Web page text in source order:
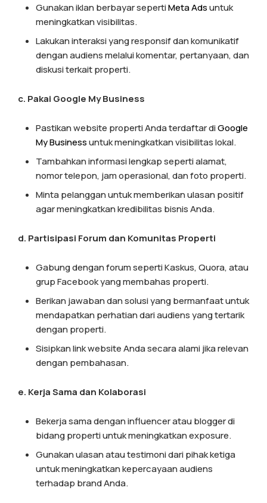
Gunakan iklan berbayar sepertiMeta Adsuntuk
meningkatkan visibilitas.
Lakukan interaksi yang responsif dan komunikatif
dengan audiens melalui komentar, pertanyaan, dan
diskusi terkait properti.
c. Pakai Google My Business
Pastikan website properti Anda terdaftar diGoogle
My Businessuntuk meningkatkan visibilitas lokal.
Tambahkan informasi lengkap seperti alamat,
nomor telepon, jam operasional, dan foto properti.
Minta pelanggan untuk memberikan ulasan positif
agar meningkatkan kredibilitas bisnis Anda.
d. Partisipasi Forum dan Komunitas Properti
Gabung dengan forum seperti Kaskus, Quora, atau
grup Facebook yang membahas properti.
Berikan jawaban dan solusi yang bermanfaat untuk
mendapatkan perhatian dari audiens yang tertarik
dengan properti.
Sisipkan link website Anda secara alami jika relevan
dengan pembahasan.
e. Kerja Sama dan Kolaborasi
Bekerja sama dengan influencer atau blogger di
bidang properti untuk meningkatkan exposure.
Gunakan ulasan atau testimoni dari pihak ketiga
untuk meningkatkan kepercayaan audiens
terhadap brand Anda.